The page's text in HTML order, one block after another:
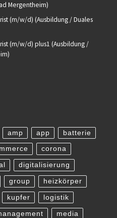
Mergentheim)
(m/w/d) (Ausbildung / Duales
(m/w/d) plus1 (Ausbildung /
amp app batterie
corona
digitalisierung
group heizkörper
kupfer logistik
media